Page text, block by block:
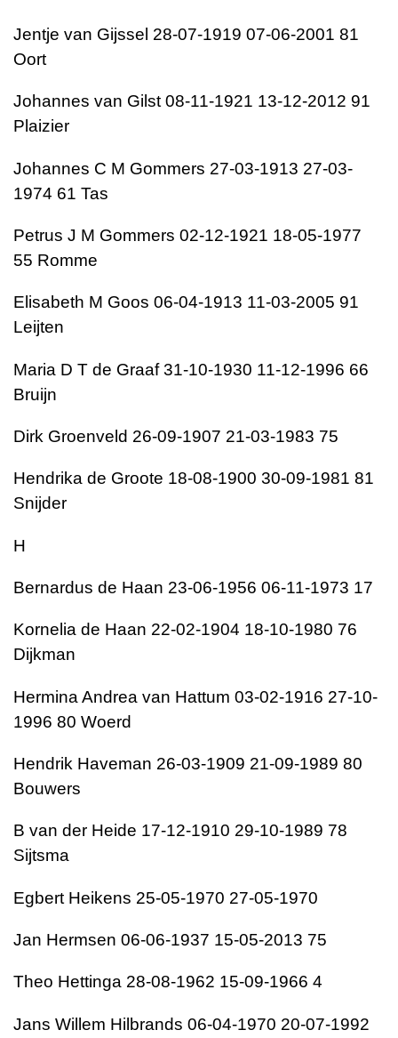
Jentje van Gijssel 28-07-1919 07-06-2001 81
Oort
Johannes van Gilst 08-11-1921 13-12-2012 91
Plaizier
Johannes C M Gommers 27-03-1913 27-03-
1974 61 Tas
Petrus J M Gommers 02-12-1921 18-05-1977
55 Romme
Elisabeth M Goos 06-04-1913 11-03-2005 91
Leijten
Maria D T de Graaf 31-10-1930 11-12-1996 66
Bruijn
Dirk Groenveld 26-09-1907 21-03-1983 75
Hendrika de Groote 18-08-1900 30-09-1981 81
Snijder
H
Bernardus de Haan 23-06-1956 06-11-1973 17
Kornelia de Haan 22-02-1904 18-10-1980 76
Dijkman
Hermina Andrea van Hattum 03-02-1916 27-10-
1996 80 Woerd
Hendrik Haveman 26-03-1909 21-09-1989 80
Bouwers
B van der Heide 17-12-1910 29-10-1989 78
Sijtsma
Egbert Heikens 25-05-1970 27-05-1970
Jan Hermsen 06-06-1937 15-05-2013 75
Theo Hettinga 28-08-1962 15-09-1966 4
Jans Willem Hilbrands 06-04-1970 20-07-1992